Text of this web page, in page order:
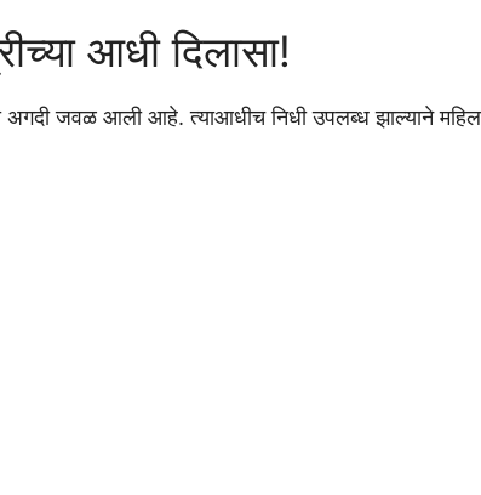
आधी दिलासा!
अगदी जवळ आली आहे. त्याआधीच निधी उपलब्ध झाल्याने